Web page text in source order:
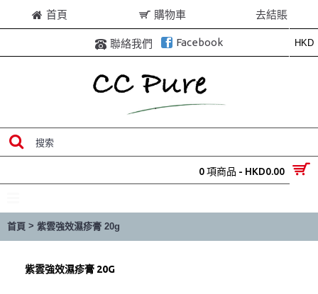
首頁 購物車 去結賬
HKD
聯絡我們 Facebook
0 項商品 - HKD0.00
首頁 > 紫雲強效濕疹膏 20g
紫雲強效濕疹膏 20G